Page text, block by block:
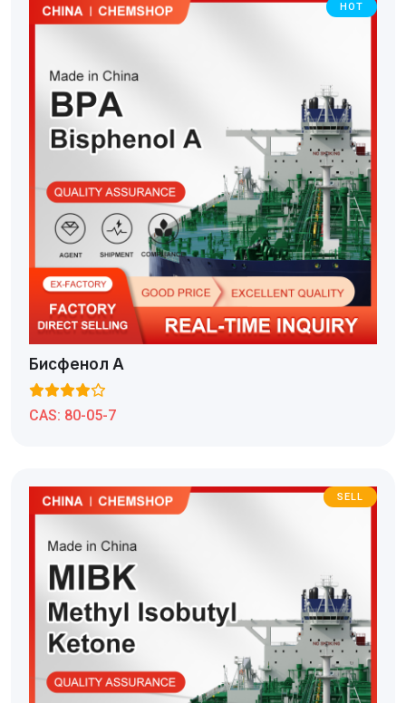
HOT
Бисфенол А
CAS: 80-05-7
SELL